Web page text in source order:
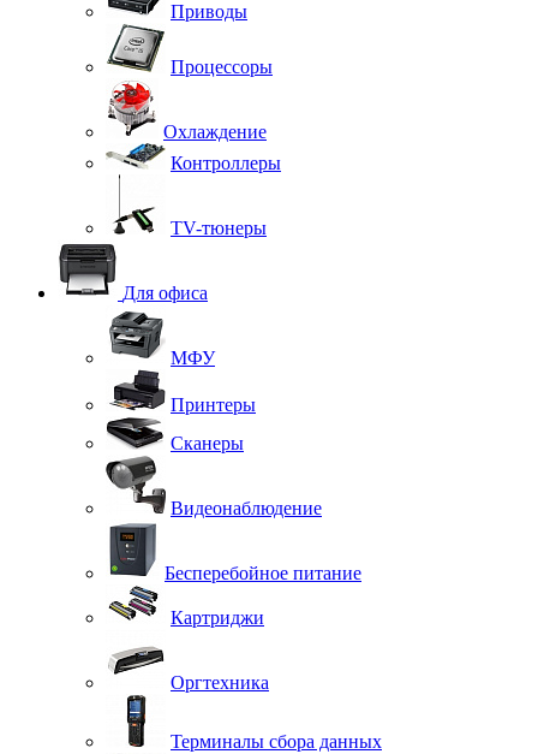
Приводы
Процессоры
Охлаждение
Контроллеры
TV-тюнеры
Для офиса
МФУ
Принтеры
Сканеры
Видеонаблюдение
Бесперебойное питание
Картриджи
Оргтехника
Терминалы сбора данных